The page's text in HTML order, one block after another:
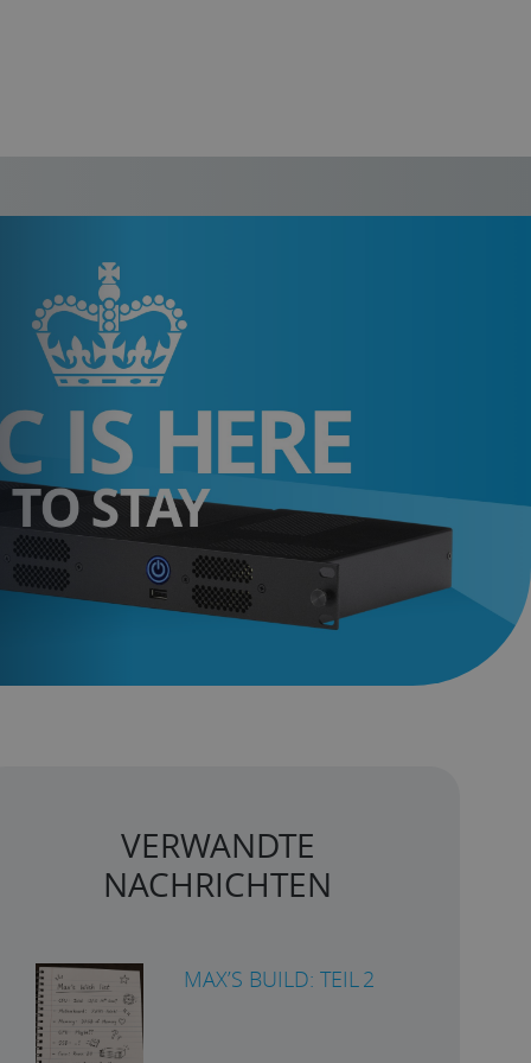
VERWANDTE
NACHRICHTEN
MAX’S BUILD: TEIL 2